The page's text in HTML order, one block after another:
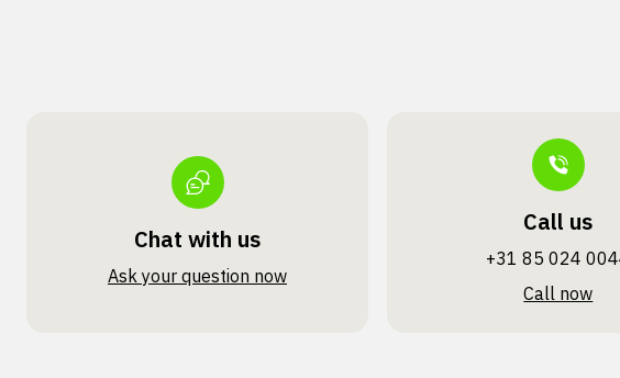
Chat with us
Ask your question now
Call us
+31 85 024
Call now